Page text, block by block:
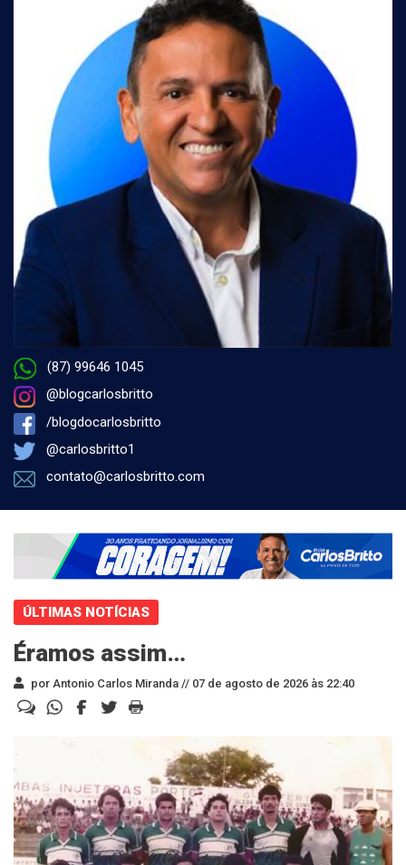
(87) 99646 1045
@blogcarlosbritto
/blogdocarlosbritto
@carlosbritto1
contato@carlosbritto.com
ÚLTIMAS NOTÍCIAS
Éramos assim…
por Antonio Carlos Miranda // 07 de agosto de 2026 às 22:40